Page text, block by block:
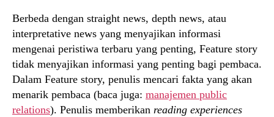
Berbeda dengan straight news, depth news, atau
interpretative news yang menyajikan informasi
mengenai peristiwa terbaru yang penting, Feature story
tidak menyajikan informasi yang penting bagi pembaca.
Dalam Feature story, penulis mencari fakta yang akan
menarik pembaca (baca juga: manajemen public
relations). Penulis memberikan reading experiences